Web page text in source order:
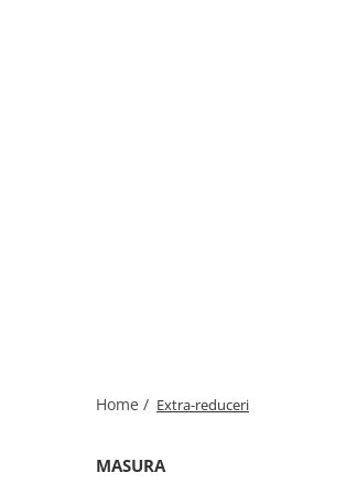
Home / Extra-reduceri
MASURA